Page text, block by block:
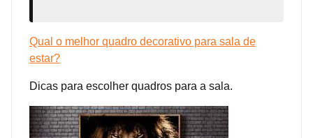
Qual o melhor quadro decorativo para sala de
estar?
Dicas para escolher quadros para a sala.